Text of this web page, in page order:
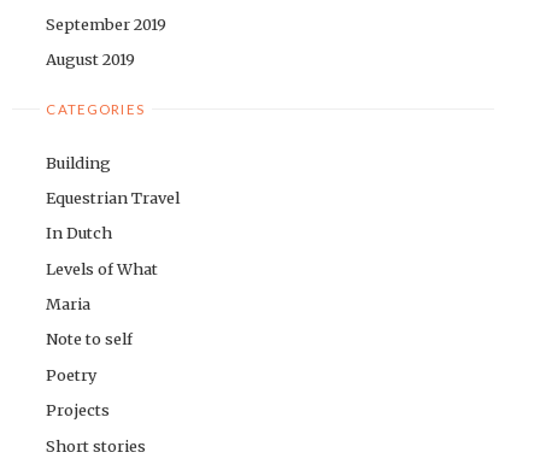
September 2019
August 2019
CATEGORIES
Building
Equestrian Travel
In Dutch
Levels of What
Maria
Note to self
Poetry
Projects
Short stories